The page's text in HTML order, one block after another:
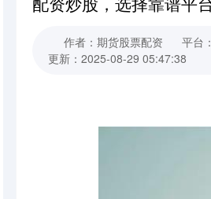
作者：期货股票配资 平台
更新：2025-08-29 05:47:38